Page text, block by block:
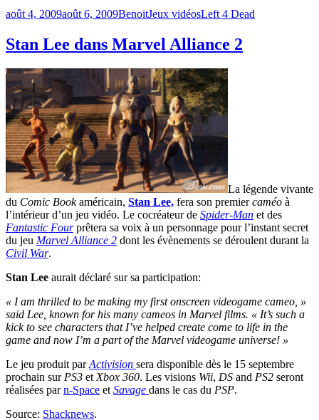
Publié
août 4, 2009août 6, 2009BenoitCatégories
Jeux vidéosÉtiquettes
Left 4 Dead
Stan Lee dans Marvel Alliance 2
La légende vivante
du Comic Bookaméricain, Stan Lee, fera son premiercaméo à
l’intérieur d’un jeu vidéo. Le cocréateur de Spider-Man et des
Fantastic Fourprêtera sa voix à un personnage pour l’instant secret
du jeu Marvel Alliance 2 dont les évènements se déroulent durant la
Civil War.
Stan Lee aurait déclaré sur sa participation:
« I am thrilled to be making my first onscreen videogame cameo, »
said Lee, known for his many cameos in Marvel films. « It’s such a
kick to see characters that I’ve helped create come to life in the
game and now I’m a part of the Marvel videogame universe! »
Le jeu produit parActivision sera disponible dès le 15 septembre
prochain sur PS3 et Xbox 360. Les visions Wii, DS and PS2 seront
réalisées parn-Space et Savage dans le cas du PSP.
Source: Shacknews.